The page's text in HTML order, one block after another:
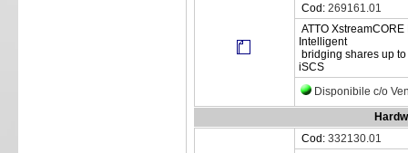
Cod: 269161.01
ATTO
Intelligent
bridging shares up
iSCS
Disponibile c/o
Cod: 332130.01